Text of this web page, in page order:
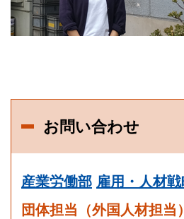
お問い合わせ
産業労働部 雇用・人材
団体担当（外国人材担当）